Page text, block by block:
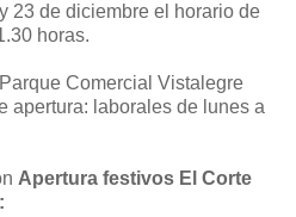
23 de diciembre el horario de
horas.
Comercial Vistalegre
apertura: laborales de lunes a
Apertura festivos El Corte